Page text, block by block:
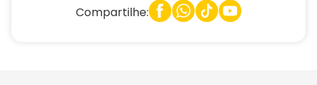
Compartilhe: